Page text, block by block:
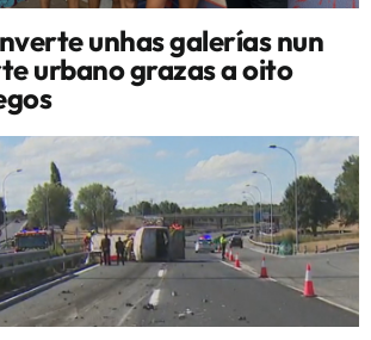
unhas galerías nun
urbano grazas a oito